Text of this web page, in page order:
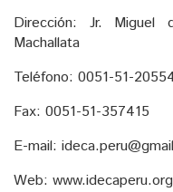
Dirección: Jr. Miguel
Machallata
Teléfono: 0051-51-
Fax: 0051-51-357415
E-mail:
Web: www.idecaperu.org